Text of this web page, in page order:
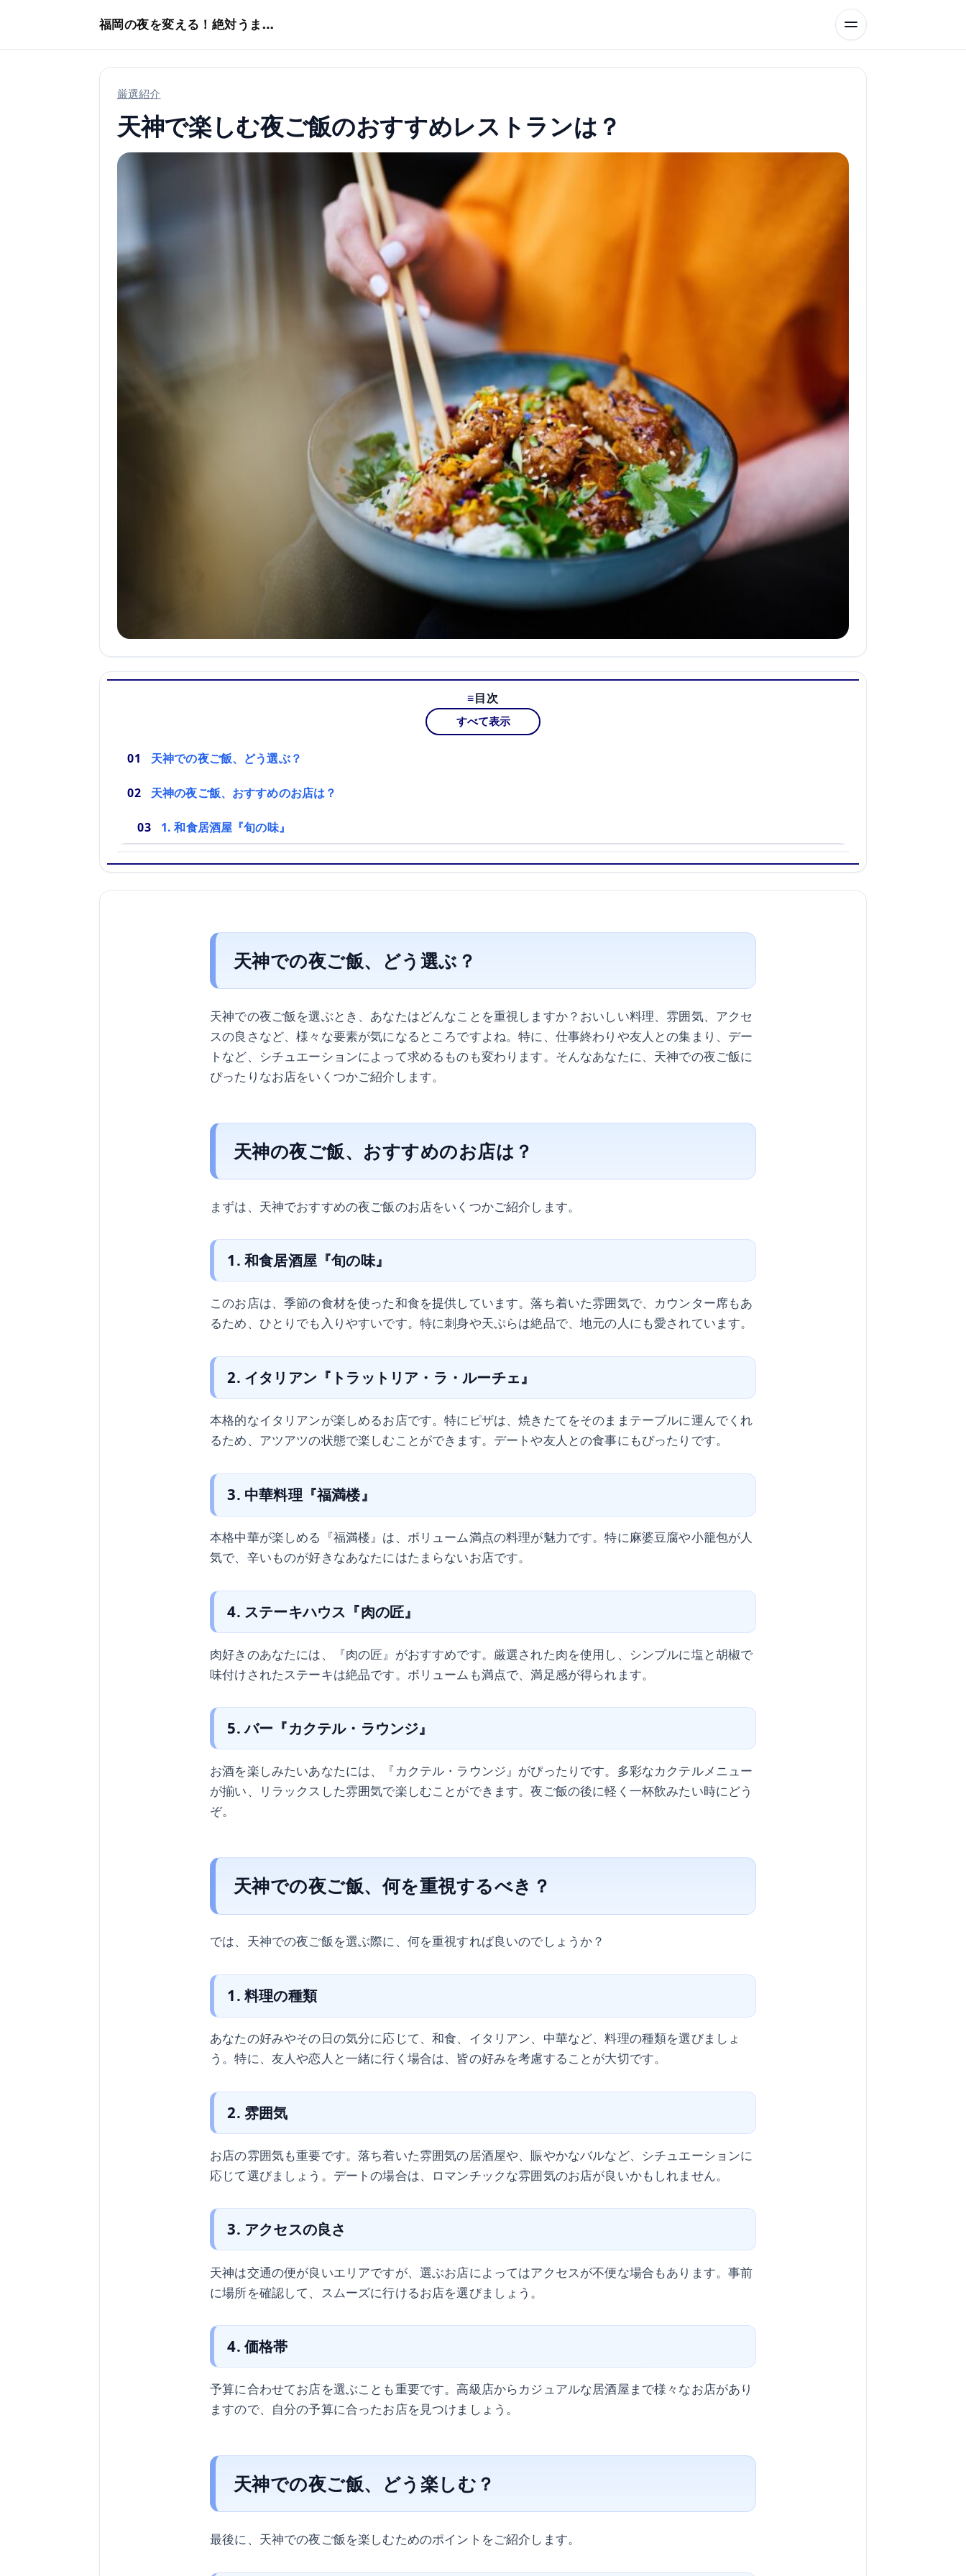
福岡の夜を変える！絶対うまい店
厳選紹介
天神で楽しむ夜ご飯のおすすめレストランは？
目次
すべて表示
天神での夜ご飯、どう選ぶ？
天神の夜ご飯、おすすめのお店は？
1. 和食居酒屋『旬の味』
天神での夜ご飯、どう選ぶ？
天神での夜ご飯を選ぶとき、あなたはどんなことを重視しますか？おいしい料理、雰囲気、アクセ
スの良さなど、様々な要素が気になるところですよね。特に、仕事終わりや友人との集まり、デー
トなど、シチュエーションによって求めるものも変わります。そんなあなたに、天神での夜ご飯に
ぴったりなお店をいくつかご紹介します。
天神の夜ご飯、おすすめのお店は？
まずは、天神でおすすめの夜ご飯のお店をいくつかご紹介します。
1. 和食居酒屋『旬の味』
このお店は、季節の食材を使った和食を提供しています。落ち着いた雰囲気で、カウンター席もあ
るため、ひとりでも入りやすいです。特に刺身や天ぷらは絶品で、地元の人にも愛されています。
2. イタリアン『トラットリア・ラ・ルーチェ』
本格的なイタリアンが楽しめるお店です。特にピザは、焼きたてをそのままテーブルに運んでくれ
るため、アツアツの状態で楽しむことができます。デートや友人との食事にもぴったりです。
3. 中華料理『福満楼』
本格中華が楽しめる『福満楼』は、ボリューム満点の料理が魅力です。特に麻婆豆腐や小籠包が人
気で、辛いものが好きなあなたにはたまらないお店です。
4. ステーキハウス『肉の匠』
肉好きのあなたには、『肉の匠』がおすすめです。厳選された肉を使用し、シンプルに塩と胡椒で
味付けされたステーキは絶品です。ボリュームも満点で、満足感が得られます。
5. バー『カクテル・ラウンジ』
お酒を楽しみたいあなたには、『カクテル・ラウンジ』がぴったりです。多彩なカクテルメニュー
が揃い、リラックスした雰囲気で楽しむことができます。夜ご飯の後に軽く一杯飲みたい時にどう
ぞ。
天神での夜ご飯、何を重視するべき？
では、天神での夜ご飯を選ぶ際に、何を重視すれば良いのでしょうか？
1. 料理の種類
あなたの好みやその日の気分に応じて、和食、イタリアン、中華など、料理の種類を選びましょ
う。特に、友人や恋人と一緒に行く場合は、皆の好みを考慮することが大切です。
2. 雰囲気
お店の雰囲気も重要です。落ち着いた雰囲気の居酒屋や、賑やかなバルなど、シチュエーションに
応じて選びましょう。デートの場合は、ロマンチックな雰囲気のお店が良いかもしれません。
3. アクセスの良さ
天神は交通の便が良いエリアですが、選ぶお店によってはアクセスが不便な場合もあります。事前
に場所を確認して、スムーズに行けるお店を選びましょう。
4. 価格帯
予算に合わせてお店を選ぶことも重要です。高級店からカジュアルな居酒屋まで様々なお店があり
ますので、自分の予算に合ったお店を見つけましょう。
天神での夜ご飯、どう楽しむ？
最後に、天神での夜ご飯を楽しむためのポイントをご紹介します。